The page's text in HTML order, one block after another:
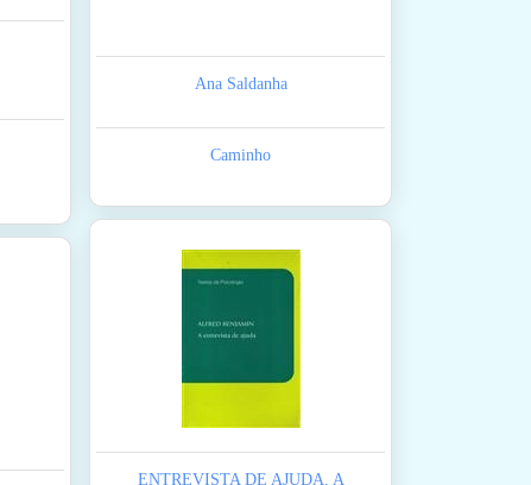
Ana Saldanha
Caminho
ENTREVISTA DE AJUDA, A